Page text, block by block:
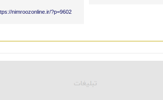
nimroozonline.ir/?p=9602